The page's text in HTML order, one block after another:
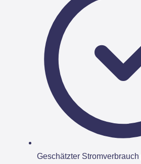
Geschätzter Stromverbrauch